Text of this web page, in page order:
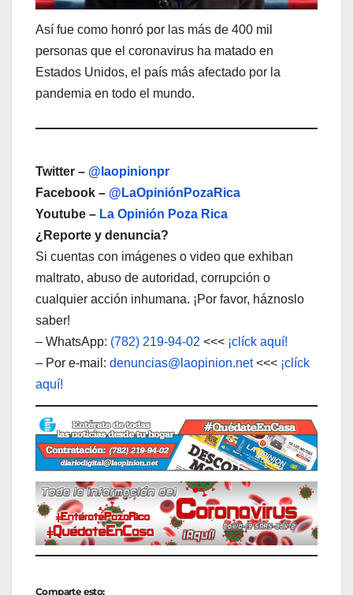
Así fue como honró por las más de 400 mil
personas que el coronavirus ha matado en
Estados Unidos, el país más afectado por la
pandemia en todo el mundo.
Twitter – @laopinionpr
Facebook – @LaOpiniónPozaRica
Youtube – La Opinión Poza Rica
¿Reporte y denuncia?
Si cuentas con imágenes o video que exhiban
maltrato, abuso de autoridad, corrupción o
cualquier acción inhumana. ¡Por favor, háznoslo
saber!
– WhatsApp: (782) 219-94-02 <<< ¡clíck aquí!
– Por e-mail: denuncias@laopinion.net<<< ¡clíck
aquí!
Comparte esto: